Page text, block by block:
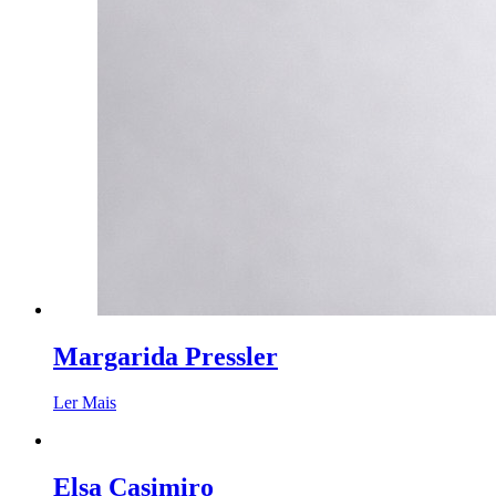
Margarida Pressler
Ler Mais
Elsa Casimiro